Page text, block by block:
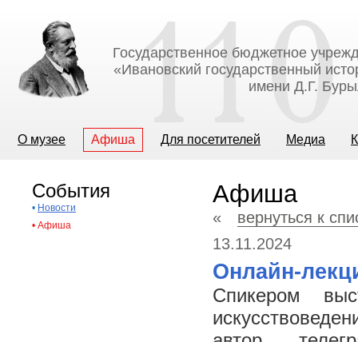
Государственное бюджетное
«Ивановский государственный
имени Д.Г.
О музее Афиша Для посетителей Медиа
События
• Новости
• Афиша
Афиша
« вернуться к
13.11.2024
Онлайн-
Спикером